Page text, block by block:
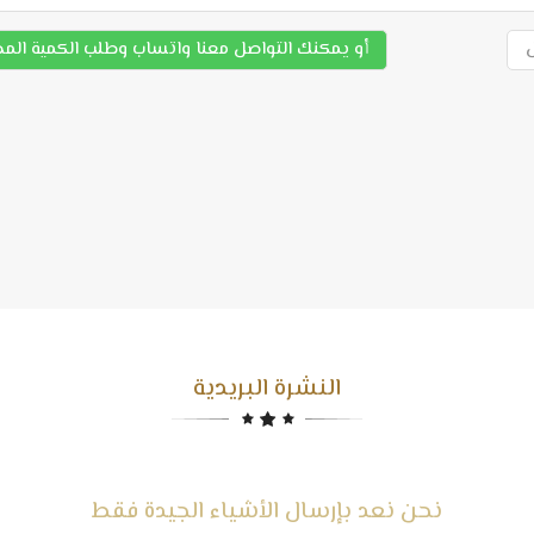
أو يمكنك التواصل معنا واتساب وطلب الكمية
النشرة البريدية
نحن نعد بإرسال الأشياء الجيدة فقط